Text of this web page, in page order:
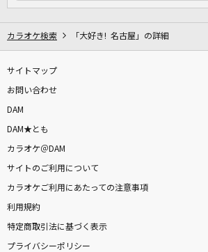
カラオケ検索 「大好き! 名古屋」の詳細
サイトマップ
お問い合わせ
DAM
DAM★とも
カラオケ＠DAM
サイトのご利用について
カラオケご利用にあたっての注意事項
利用規約
特定商取引法に基づく表示
プライバシーポリシー